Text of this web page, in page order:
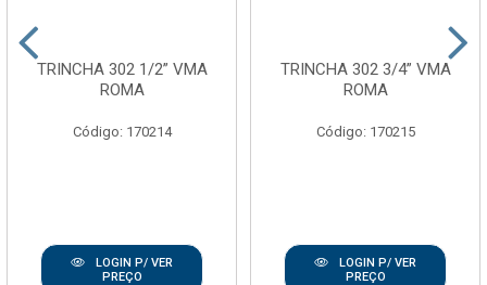
TRINCHA 302 1/2” VMA
ROMA
Código: 170214
LOGIN P/ VER
PREÇO
TRINCHA 302 3/4” VMA
ROMA
Código: 170215
LOGIN P/ VER
PREÇO